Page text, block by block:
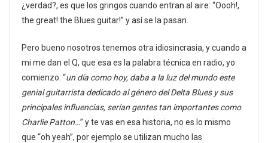
¿verdad?, es que los gringos cuando entran al aire: “Oooh!,
the great! the Blues guitar!” y así se la pasan.
Pero bueno nosotros tenemos otra idiosincrasia, y cuando a
mi me dan el Q, que esa es la palabra técnica en radio, yo
comienzo: “un día como hoy, daba a la luz del mundo este
genial guitarrista dedicado al género del Delta Blues y sus
principales influencias, serían gentes tan importantes como
Charlie Patton…” y te vas en esa historia, no es lo mismo
que “oh yeah”, por ejemplo se utilizan mucho las